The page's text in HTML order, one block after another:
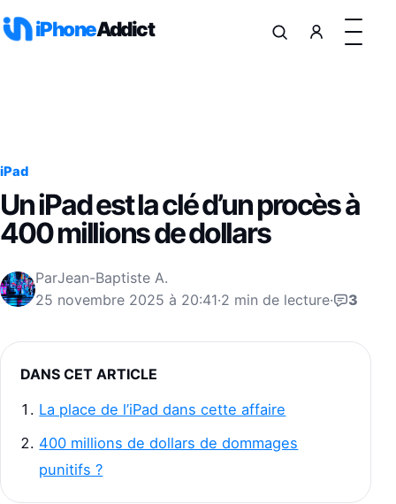
iPhoneAddict
iPad
Un iPad est la clé d’un procès à
400 millions de dollars
ParJean-Baptiste A.
25 novembre 2025 à 20:41·2 min de lecture· 3
DANS CET ARTICLE
La place de l’iPad dans cette affaire
400 millions de dollars de dommages
punitifs ?